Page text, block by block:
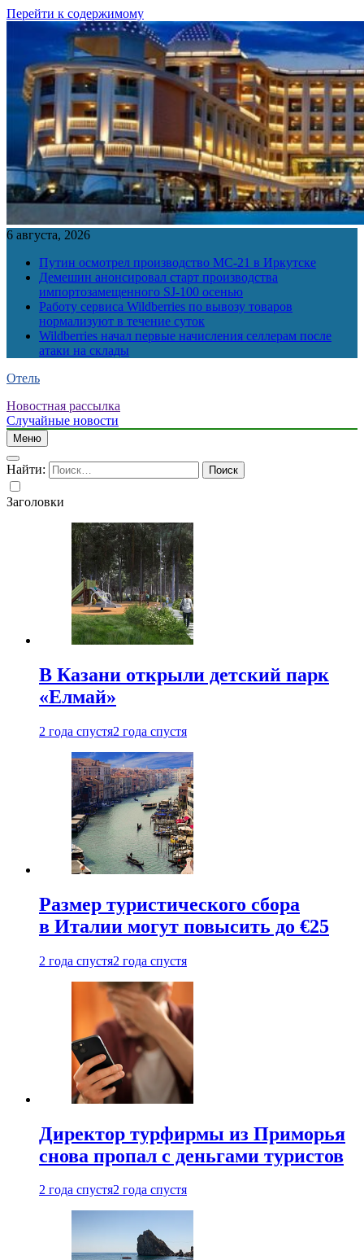
Перейти к содержимому
6 августа, 2026
Путин осмотрел производство МС-21 в Иркутске
Демешин анонсировал старт производства
импортозамещенного SJ-100 осенью
Работу сервиса Wildberries по вывозу товаров
нормализуют в течение суток
Wildberries начал первые начисления селлерам после
атаки на склады
Отель
Новостная рассылка
Случайные новости
Меню
Найти:
Заголовки
В Казани открыли детский парк
«Елмай»
2 года спустя2 года спустя
Размер туристического сбора
в Италии могут повысить до €25
2 года спустя2 года спустя
Директор турфирмы из Приморья
снова пропал с деньгами туристов
2 года спустя2 года спустя